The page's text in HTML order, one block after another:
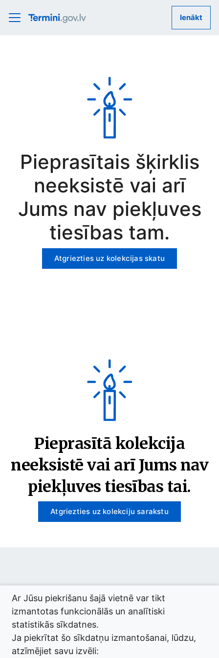
Ienākt
Pieprasītais šķirklis
neeksistē vai arī
Jums nav piekļuves
tiesības tam.
Atgriezties uz kolekcijas skatu
Pieprasītā kolekcija
neeksistē vai arī Jums nav
piekļuves tiesības tai.
Atgriezties uz kolekciju sarakstu
© 2026 termini.gov.lv. Izstrādātājs:Tilde.
Ar Jūsu piekrišanu šajā vietnē var tikt
izmantotas funkcionālās un analītiski
statistikās sīkdatnes.
Ja piekrītat šo sīkdatņu izmantošanai, lūdzu,
atzīmējiet savu izvēli: